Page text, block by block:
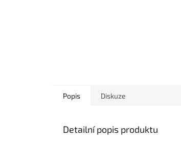
Popis Diskuze
Detailní popis produktu